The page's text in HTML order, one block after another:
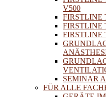
V500
FIRSTLINE
FIRSTLINE
FIRSTLINE
SEMINAR
FÜR ALLE